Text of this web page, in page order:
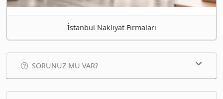
İstanbul Nakliyat Firmaları
SORUNUZ MU VAR?